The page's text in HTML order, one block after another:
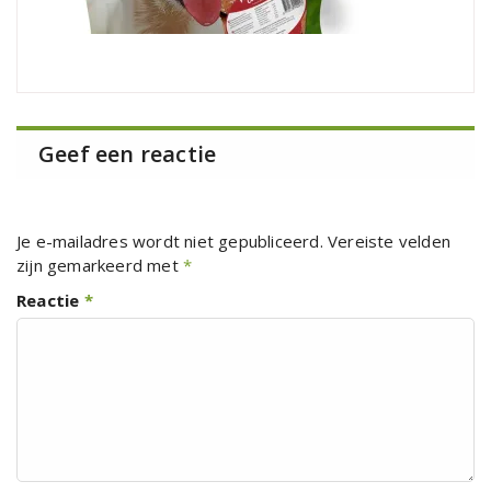
Geef een reactie
Je e-mailadres wordt niet gepubliceerd. Vereiste velden
zijn gemarkeerd met *
Reactie *